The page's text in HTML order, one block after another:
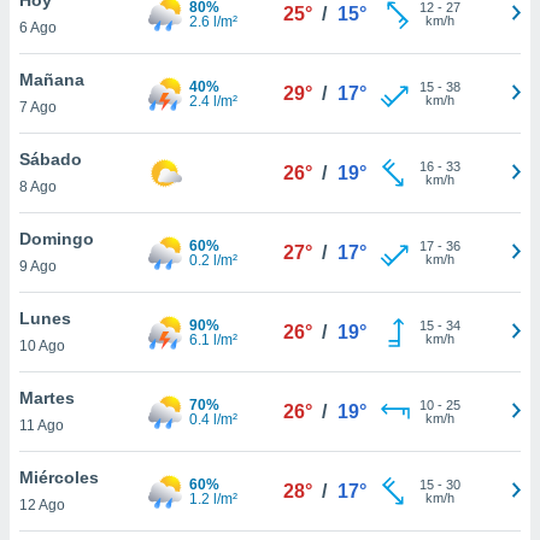
en
más
nuestra
de
cookies
aceptar
6 Ago
80%
2.6 l/m²
25° / 15° 12- 27
km/h
Mañana
7 Ago
40%
2.4 l/m²
29° / 17° 15- 38
km/h
Sábado
8 Ago
26° / 19° 16- 33
km/h
Domingo
9 Ago
60%
0.2 l/m²
27° / 17° 17- 36
km/h
Lunes
10 Ago
90%
6.1 l/m²
26° / 19° 15- 34
km/h
Martes
11 Ago
70%
0.4 l/m²
26° / 19° 10- 25
km/h
Miércoles
12 Ago
60%
1.2 l/m²
28° / 17° 15- 30
km/h